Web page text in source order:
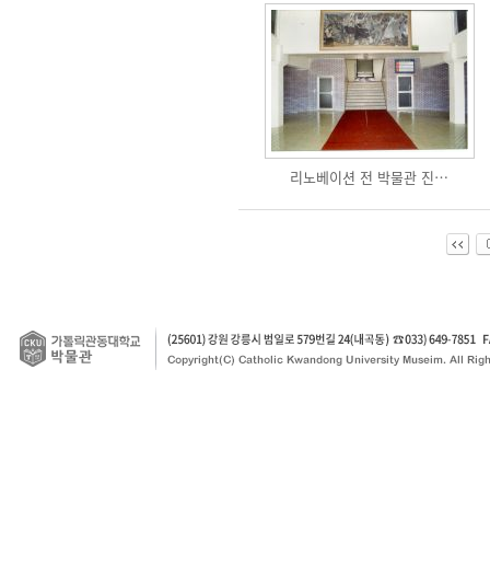
리노베이션 전 박물관 진…